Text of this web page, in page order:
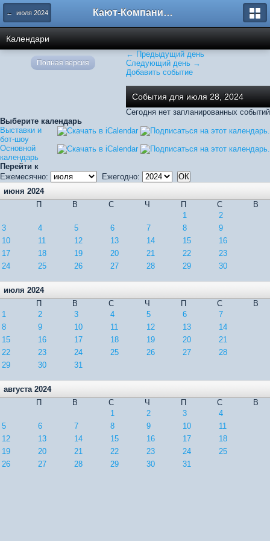
← июля 2024 Кают-Компания "Катера и Яхты"
Календари
← Предыдущий день
Следующий день →
Добавить событие
События для июля 28, 2024
Сегодня нет запланированных событий
Выберите календарь
Выставки и
бот-шоу
Основной
календарь
Перейти к
Ежемесячно:
Ежегодно:
июня 2024
П
В С Ч П С
В
1
2
3
4 5 6 7 8
9
10
11 12 13 14 15
16
17
18 19 20 21 22
23
24
25 26 27 28 29 30
июля 2024
П
В С Ч П С
В
1
2 3 4 5 6
7
8
9 10 11 12 13
14
15
16 17 18 19 20
21
22
23 24 25 26 27
28
29
30 31
августа 2024
П
В С Ч П С
В
1
2 3
4
5
6 7 8 9 10
11
12
13 14 15 16 17
18
19
20 21 22 23 24
25
26
27 28 29 30 31
Полная версия